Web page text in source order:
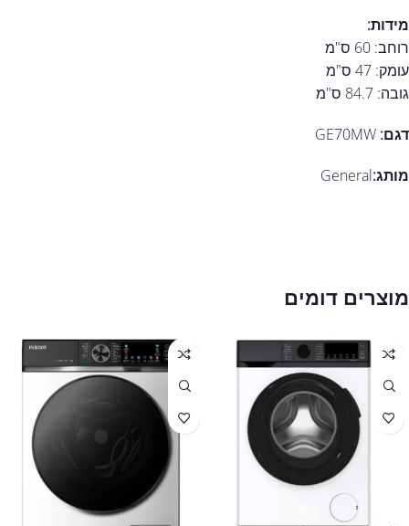
מידות:
רוחב: 60 ס"מ
עומק: 47 ס"מ
גובה: 84.7 ס"מ
דגם: GE70MW
מותג:General
מוצרים דומים